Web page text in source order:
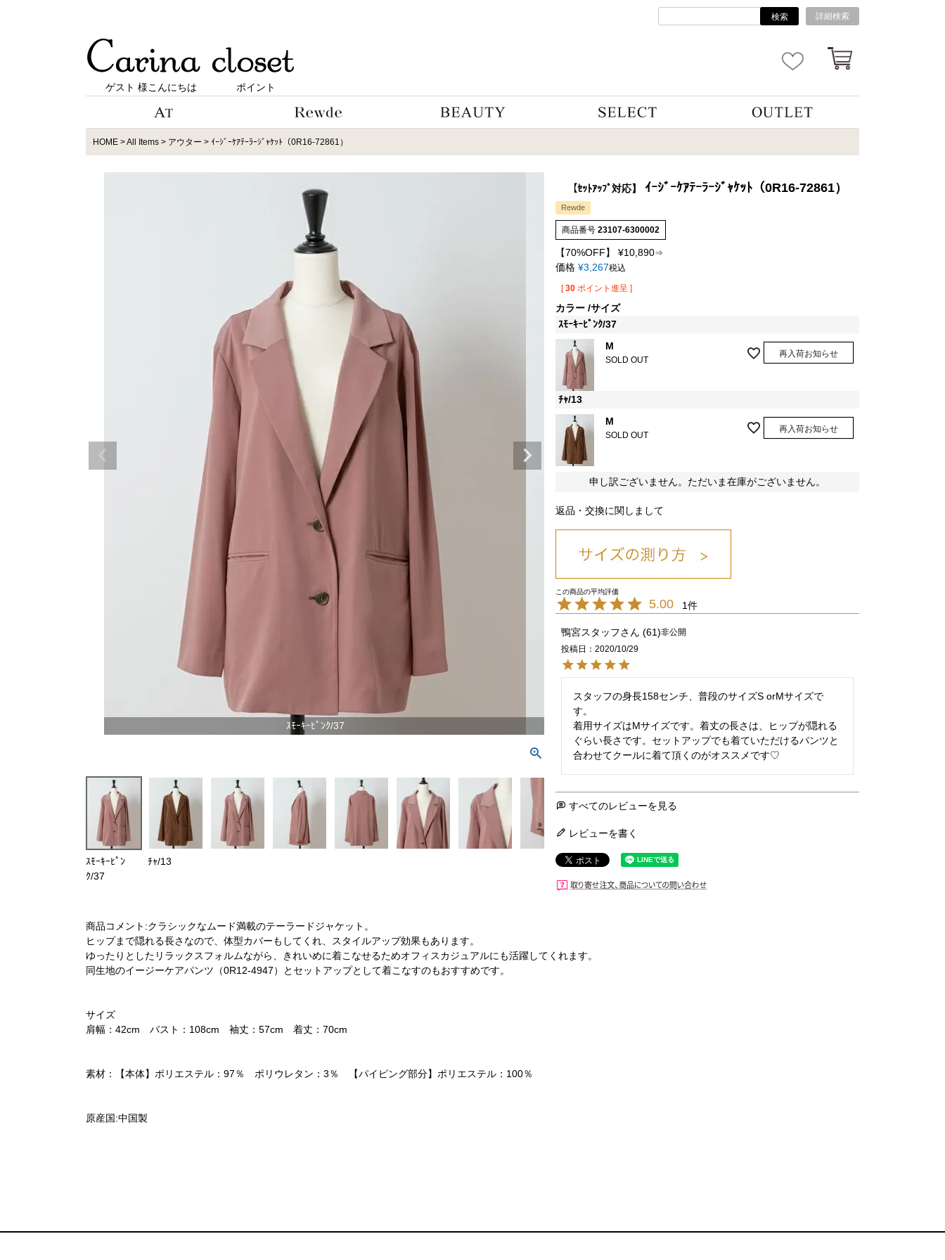
検索 詳細検索
ゲスト 様こんにちは ポイント
HOME All Items アウター ｲｰｼﾞｰｹｱﾃｰﾗｰｼﾞｬｹｯﾄ（0R16-72861）
ｽﾓｰｷｰﾋﾟﾝｸ/37 ﾁｬ/13
ｽﾓｰｷｰﾋﾟﾝ
ｸ/37
ﾁｬ/13
【ｾｯﾄｱｯﾌﾟ対応】 ｲｰｼﾞｰｹｱﾃｰﾗｰｼﾞｬｹｯﾄ（0R16-72861）
Rewde
商品番号 23107-6300002
【70%OFF】 ¥10,890⇒
価格 ¥3,267税込
[ 30 ポイント進呈 ]
カラー サイズ
ｽﾓｰｷｰﾋﾟﾝｸ/37
M
SOLD OUT
再入荷お知らせ
ﾁｬ/13
M
SOLD OUT
再入荷お知らせ
申し訳ございません。ただいま在庫がございません。
返品・交換に関しまして
5.00 1
鴨宮スタッフ 61 非公開
投稿日
2020/10/29
スタッフの身長158センチ、普段のサイズS orMサイズで
す。
着用サイズはMサイズです。着丈の長さは、ヒップが隠れる
ぐらい長さです。セットアップでも着ていただけるパンツと
合わせてクールに着て頂くのがオススメです♡
すべてのレビューを見る
レビューを書く
商品コメント:クラシックなムード満載のテーラードジャケット。
ヒップまで隠れる長さなので、体型カバーもしてくれ、スタイルアップ効果もあります。
ゆったりとしたリラックスフォルムながら、きれいめに着こなせるためオフィスカジュアルにも活躍してくれます。
同生地のイージーケアパンツ（0R12-4947）とセットアップとして着こなすのもおすすめです。
サイズ
肩幅：42cm バスト：108cm 袖丈：57cm 着丈：70cm
素材：【本体】ポリエステル：97％ ポリウレタン：3％ 【パイピング部分】ポリエステル：100％
原産国:中国製